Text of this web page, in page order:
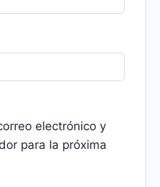
electrónico y
para la próxima